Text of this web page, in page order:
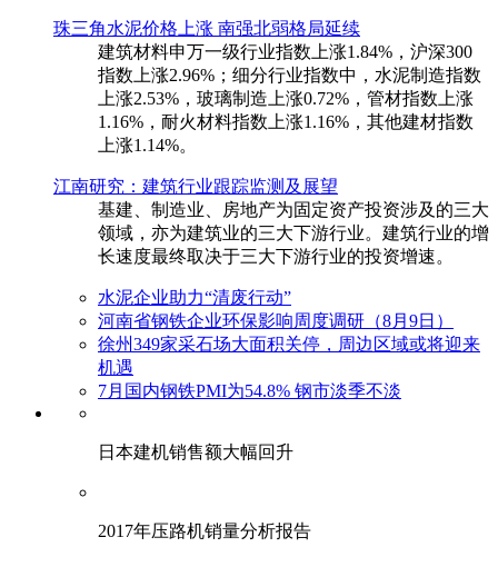
珠三角水泥价格上涨 南强北弱格局延续
建筑材料申万一级行业指数上涨1.84%，沪深300
指数上涨2.96%；细分行业指数中，水泥制造指数
上涨2.53%，玻璃制造上涨0.72%，管材指数上涨
1.16%，耐火材料指数上涨1.16%，其他建材指数
上涨1.14%。
江南研究：建筑行业跟踪监测及展望
基建、制造业、房地产为固定资产投资涉及的三大
领域，亦为建筑业的三大下游行业。建筑行业的增
长速度最终取决于三大下游行业的投资增速。
水泥企业助力“清废行动”
河南省钢铁企业环保影响周度调研（8月9日）
徐州349家采石场大面积关停，周边区域或将迎来
机遇
7月国内钢铁PMI为54.8% 钢市淡季不淡
日本建机销售额大幅回升
2017年压路机销量分析报告